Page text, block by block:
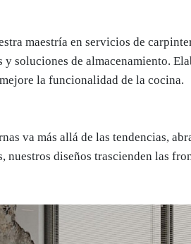
maestría en servicios de
soluciones de almacenamiento.
la funcionalidad de la cocina.
va más allá de las tendencias,
diseños trascienden las